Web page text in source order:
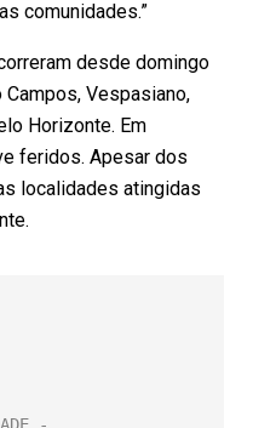
comunidades.”
desde domingo
Vespasiano,
Horizonte. Em
feridos. Apesar dos
localidades atingidas